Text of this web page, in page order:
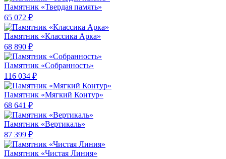
Памятник «Твердая память»
65 072 ₽
Памятник «Классика Арка»
68 890 ₽
Памятник «Собранность»
116 034 ₽
Памятник «Мягкий Контур»
68 641 ₽
Памятник «Вертикаль»
87 399 ₽
Памятник «Чистая Линия»